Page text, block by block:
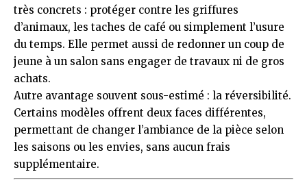
très concrets : protéger contre les griffures
d’animaux, les taches de café ou simplement l’usure
du temps. Elle permet aussi de redonner un coup de
jeune à un salon sans engager de travaux ni de gros
achats.
Autre avantage souvent sous-estimé : la réversibilité.
Certains modèles offrent deux faces différentes,
permettant de changer l’ambiance de la pièce selon
les saisons ou les envies, sans aucun frais
supplémentaire.